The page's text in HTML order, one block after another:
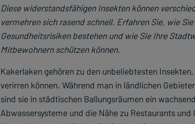
Diese widerstandsfähigen Insekten können
vermehren sich rasend schnell. Erfahren Sie, wie
Gesundheitsrisiken bestehen und wie Sie Ihre
Mitbewohnern schützen können.
Kakerlaken gehören zu den unbeliebtesten
verirren können. Während man in ländlichen
sind sie in städtischen Ballungsräumen ein
Abwassersysteme und die Nähe zu Restaurants